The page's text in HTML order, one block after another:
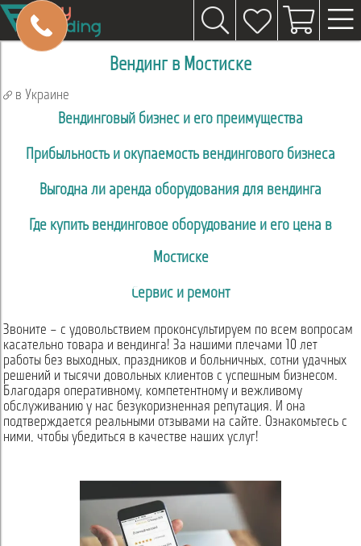
Вендинг в Мостиске
в Украине
Вендинговый бизнес и его преимущества
Прибыльность и окупаемость вендингового бизнеса
Выгодна ли аренда оборудования для вендинга
Где купить вендинговое оборудование и его цена в
Мостиске
Сервис и ремонт
Звоните – с удовольствием проконсультируем по всем вопросам
касательно товара и вендинга! За нашими плечами 10 лет
работы без выходных, праздников и больничных, сотни удачных
решений и тысячи довольных клиентов с успешным бизнесом.
Благодаря оперативному, компетентному и вежливому
обслуживанию у нас безукоризненная репутация. И она
подтверждается реальными отзывами на сайте. Ознакомьтесь с
ними, чтобы убедиться в качестве наших услуг!